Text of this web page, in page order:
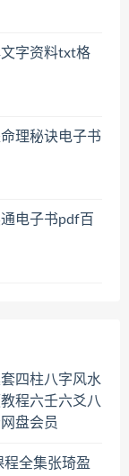
字资料txt格
理秘诀电子书
电子书pdf百
四柱八字风水
程六壬六爻八
盘会员
程全集张琦盈